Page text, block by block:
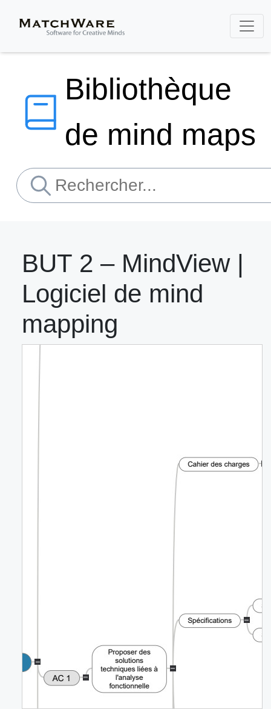
Bibliothèque
de mind maps
BUT 2 – MindView |
Logiciel de mind
mapping